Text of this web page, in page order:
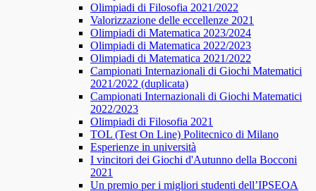
Olimpiadi di Filosofia 2021/2022
Valorizzazione delle eccellenze 2021
Olimpiadi di Matematica 2023/2024
Olimpiadi di Matematica 2022/2023
Olimpiadi di Matematica 2021/2022
Campionati Internazionali di Giochi Matematici
2021/2022 (duplicata)
Campionati Internazionali di Giochi Matematici
2022/2023
Olimpiadi di Filosofia 2021
TOL (Test On Line) Politecnico di Milano
Esperienze in università
I vincitori dei Giochi d'Autunno della Bocconi
2021
Un premio per i migliori studenti dell’IPSEOA